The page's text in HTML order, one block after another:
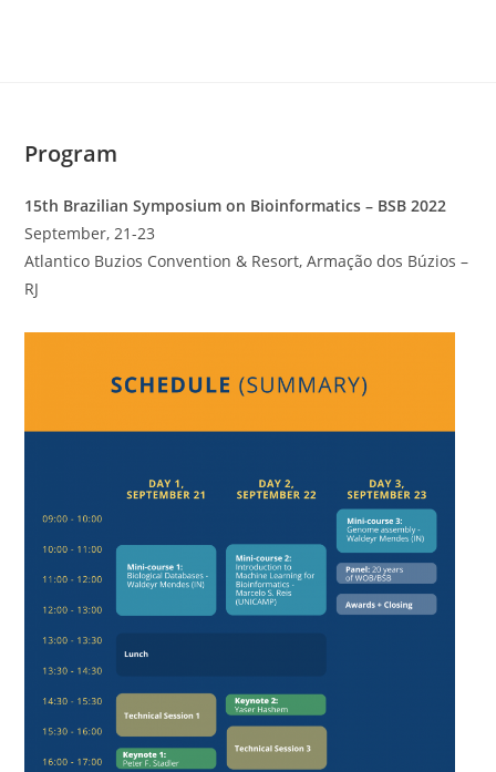
Program
15th Brazilian Symposium on Bioinformatics – BSB 2022
September, 21-23
Atlantico Buzios Convention & Resort, Armação dos Búzios –
RJ